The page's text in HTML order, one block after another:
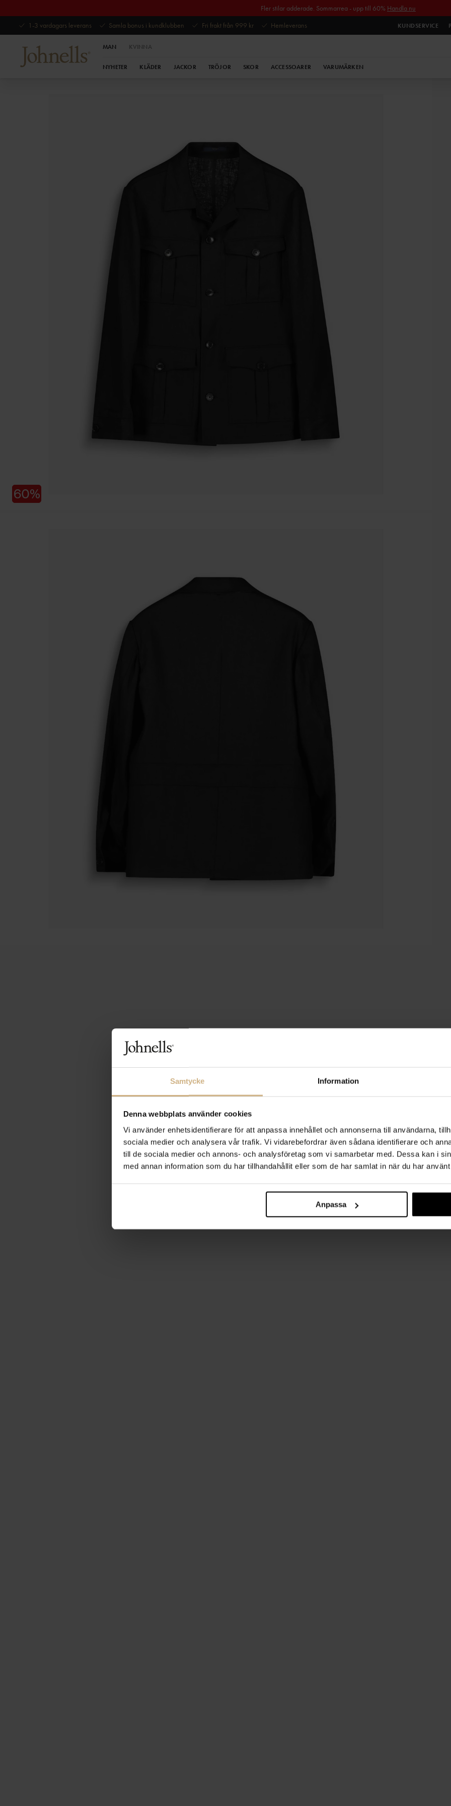
Samtycke Information
Denna webbplats använder cookies
Vi använder enhetsidentifierare för att anpassa innehållet och annonserna till användarna,
sociala medier och analysera vår trafik. Vi vidarebefordrar även sådana identifierare och
till de sociala medier och annons- och analysföretag som vi samarbetar med. Dessa kan i
med annan information som du har tillhandahållit eller som de har samlat in när du har
Anpassa
Fler stilar adderade. Sommarrea - upp till 60% Handla nu
1-3 vardagars leverans
Samla bonus i kundklubben Fri frakt från 999 kr Hemleverans KUNDSERVICE
MAN KVINNA
NYHETER KLÄDER JACKOR TRÖJOR SKOR ACCESSOARER VARUMÄRKEN